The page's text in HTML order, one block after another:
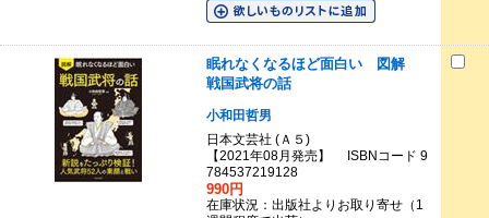
眠れなくなるほど面白い 図解
戦国武将の話
小和田哲男
日本文芸社 (Ａ５)
【2021年08月発売】 ISBNコード 9
784537219128
990円
在庫状況：出版社よりお取り寄せ（1